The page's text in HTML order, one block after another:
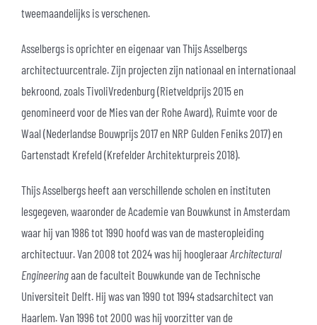
tweemaandelijks is verschenen.
Asselbergs is oprichter en eigenaar van Thijs Asselbergs
architectuurcentrale. Zijn projecten zijn nationaal en internationaal
bekroond, zoals TivoliVredenburg (Rietveldprijs 2015 en
genomineerd voor de Mies van der Rohe Award), Ruimte voor de
Waal (Nederlandse Bouwprijs 2017 en NRP Gulden Feniks 2017) en
Gartenstadt Krefeld (Krefelder Architekturpreis 2018).
Thijs Asselbergs heeft aan verschillende scholen en instituten
lesgegeven, waaronder de Academie van Bouwkunst in Amsterdam
waar hij van 1986 tot 1990 hoofd was van de masteropleiding
architectuur. Van 2008 tot 2024 was hij hoogleraarArchitectural
Engineeringaan de faculteit Bouwkunde van de Technische
Universiteit Delft. Hij was van 1990 tot 1994 stadsarchitect van
Haarlem. Van 1996 tot 2000 was hij voorzitter van de